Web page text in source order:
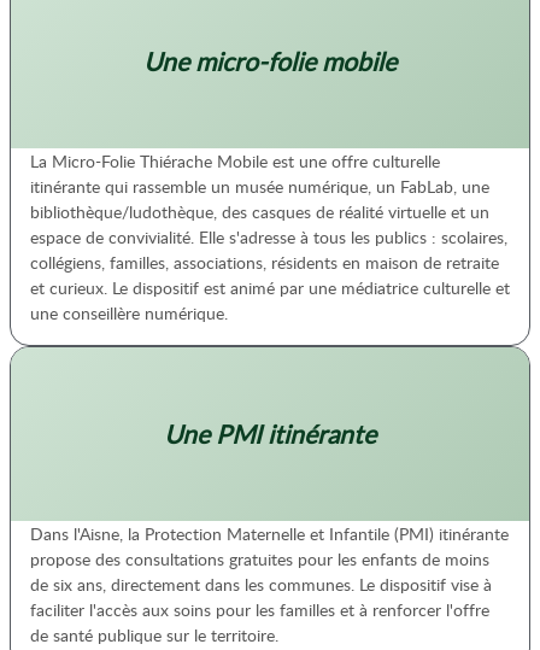
Une micro-folie mobile
La Micro-Folie Thiérache Mobile est une offre culturelle
itinérante qui rassemble un musée numérique, un FabLab, une
bibliothèque/ludothèque, des casques de réalité virtuelle et un
espace de convivialité. Elle s'adresse à tous les publics : scolaires,
collégiens, familles, associations, résidents en maison de retraite
et curieux. Le dispositif est animé par une médiatrice culturelle et
une conseillère numérique.
Une PMI itinérante
Dans l'Aisne, la Protection Maternelle et Infantile (PMI) itinérante
propose des consultations gratuites pour les enfants de moins
de six ans, directement dans les communes. Le dispositif vise à
faciliter l'accès aux soins pour les familles et à renforcer l'offre
de santé publique sur le territoire.